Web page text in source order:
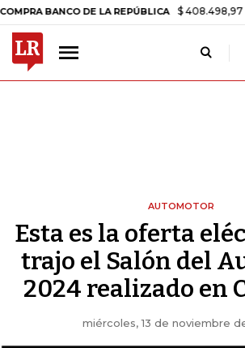
LA REPÚBLICA $ 408.498,97 +$ 8.753,81
AUTOMOTOR
Esta es la oferta
trajo el Salón del
2024 realizado en
miércoles, 13 de noviembre